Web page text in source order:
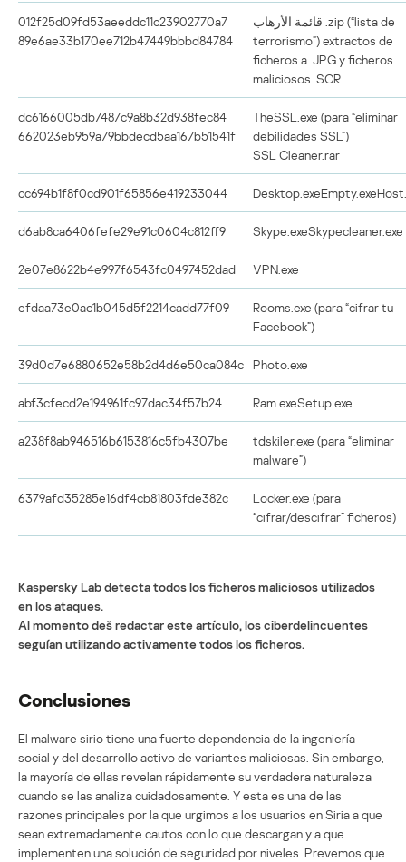
012f25d09fd53aeeddc11c23902770a7
89e6ae33b170ee712b47449bbbd84784
قائمة الأرهاب .zip (“lista de
terrorismo”) extractos de
ficheros a .JPG y ficheros
maliciosos .SCR
dc6166005db7487c9a8b32d938fec84
662023eb959a79bbdecd5aa167b51541f
TheSSL.exe (para “eliminar
debilidades SSL”)
SSL Cleaner.rar
cc694b1f8f0cd901f65856e419233044
d6ab8ca6406fefe29e91c0604c812ff9 Skype.exeSkypecleaner.exe
2e07e8622b4e997f6543fc0497452dad VPN.exe
efdaa73e0ac1b045d5f2214cadd77f09
Rooms.exe (para “cifrar tu
Facebook”)
39d0d7e6880652e58b2d4d6e50ca084c Photo.exe
abf3cfecd2e194961fc97dac34f57b24 Ram.exeSetup.exe
a238f8ab946516b6153816c5fb4307be
tdskiler.exe (para “eliminar
malware”)
6379afd35285e16df4cb81803fde382c
Locker.exe (para
“cifrar/descifrar” ficheros)
Kaspersky Lab detecta todos los ficheros maliciosos utilizados
en los ataques.
Al momento deš redactar este artículo, los ciberdelincuentes
seguían utilizando activamente todos los ficheros.
Conclusiones
El malware sirio tiene una fuerte dependencia de la ingeniería
social y del desarrollo activo de variantes maliciosas. Sin embargo,
la mayoría de ellas revelan rápidamente su verdadera naturaleza
cuando se las analiza cuidadosamente. Y esta es una de las
razones principales por la que urgimos a los usuarios en Siria a que
sean extremadamente cautos con lo que descargan y a que
implementen una solución de seguridad por niveles. Prevemos que